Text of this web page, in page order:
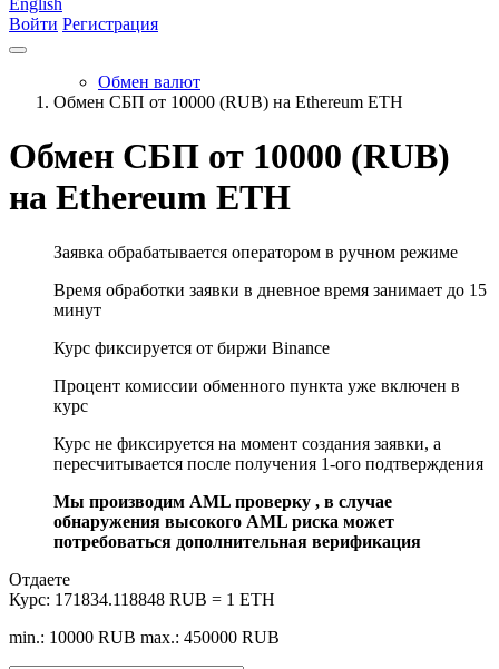
English
Войти Регистрация
Обмен валют
Обмен СБП от 10000 (RUB) на Ethereum ETH
Обмен СБП от 10000 (RUB)
на Ethereum ETH
Заявка обрабатывается оператором в ручном режиме
Время обработки заявки в дневное время занимает до 15
минут
Курс фиксируется от биржи Binance
Процент комиссии обменного пункта уже включен в
курс
Курс не фиксируется на момент создания заявки, а
пересчитывается после получения 1-ого подтверждения
Мы производим AML проверку , в случае
обнаружения высокого AML риска может
потребоваться дополнительная верификация
Отдаете
Курс: 171834.118848 RUB = 1 ETH
min.: 10000 RUB max.: 450000 RUB